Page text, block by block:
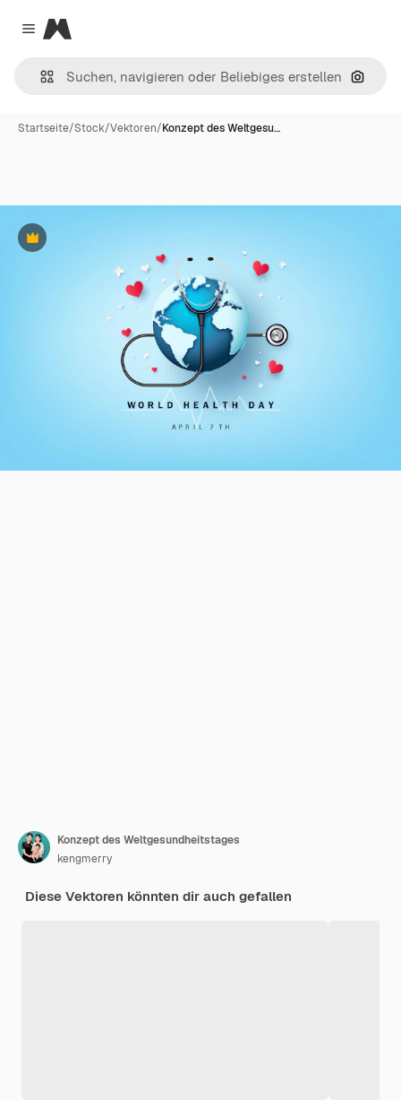
Close menu
Magnific
Nach
Startseite/Stock/Vektoren/Konzept des Weltgesu…
Premium
Konzept des Weltgesundheitstages
kengmerry
Diese Vektoren könnten dir auch gefallen